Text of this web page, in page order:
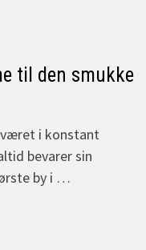
til den smukke
været i konstant
bevarer sin
by i …